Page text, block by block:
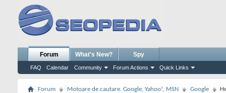
Forum
FAQ Calendar Community Forum Actions Quick Links
What's New? Spy
Forum Motoare de cautare. Google, Yahoo!, MSN Google